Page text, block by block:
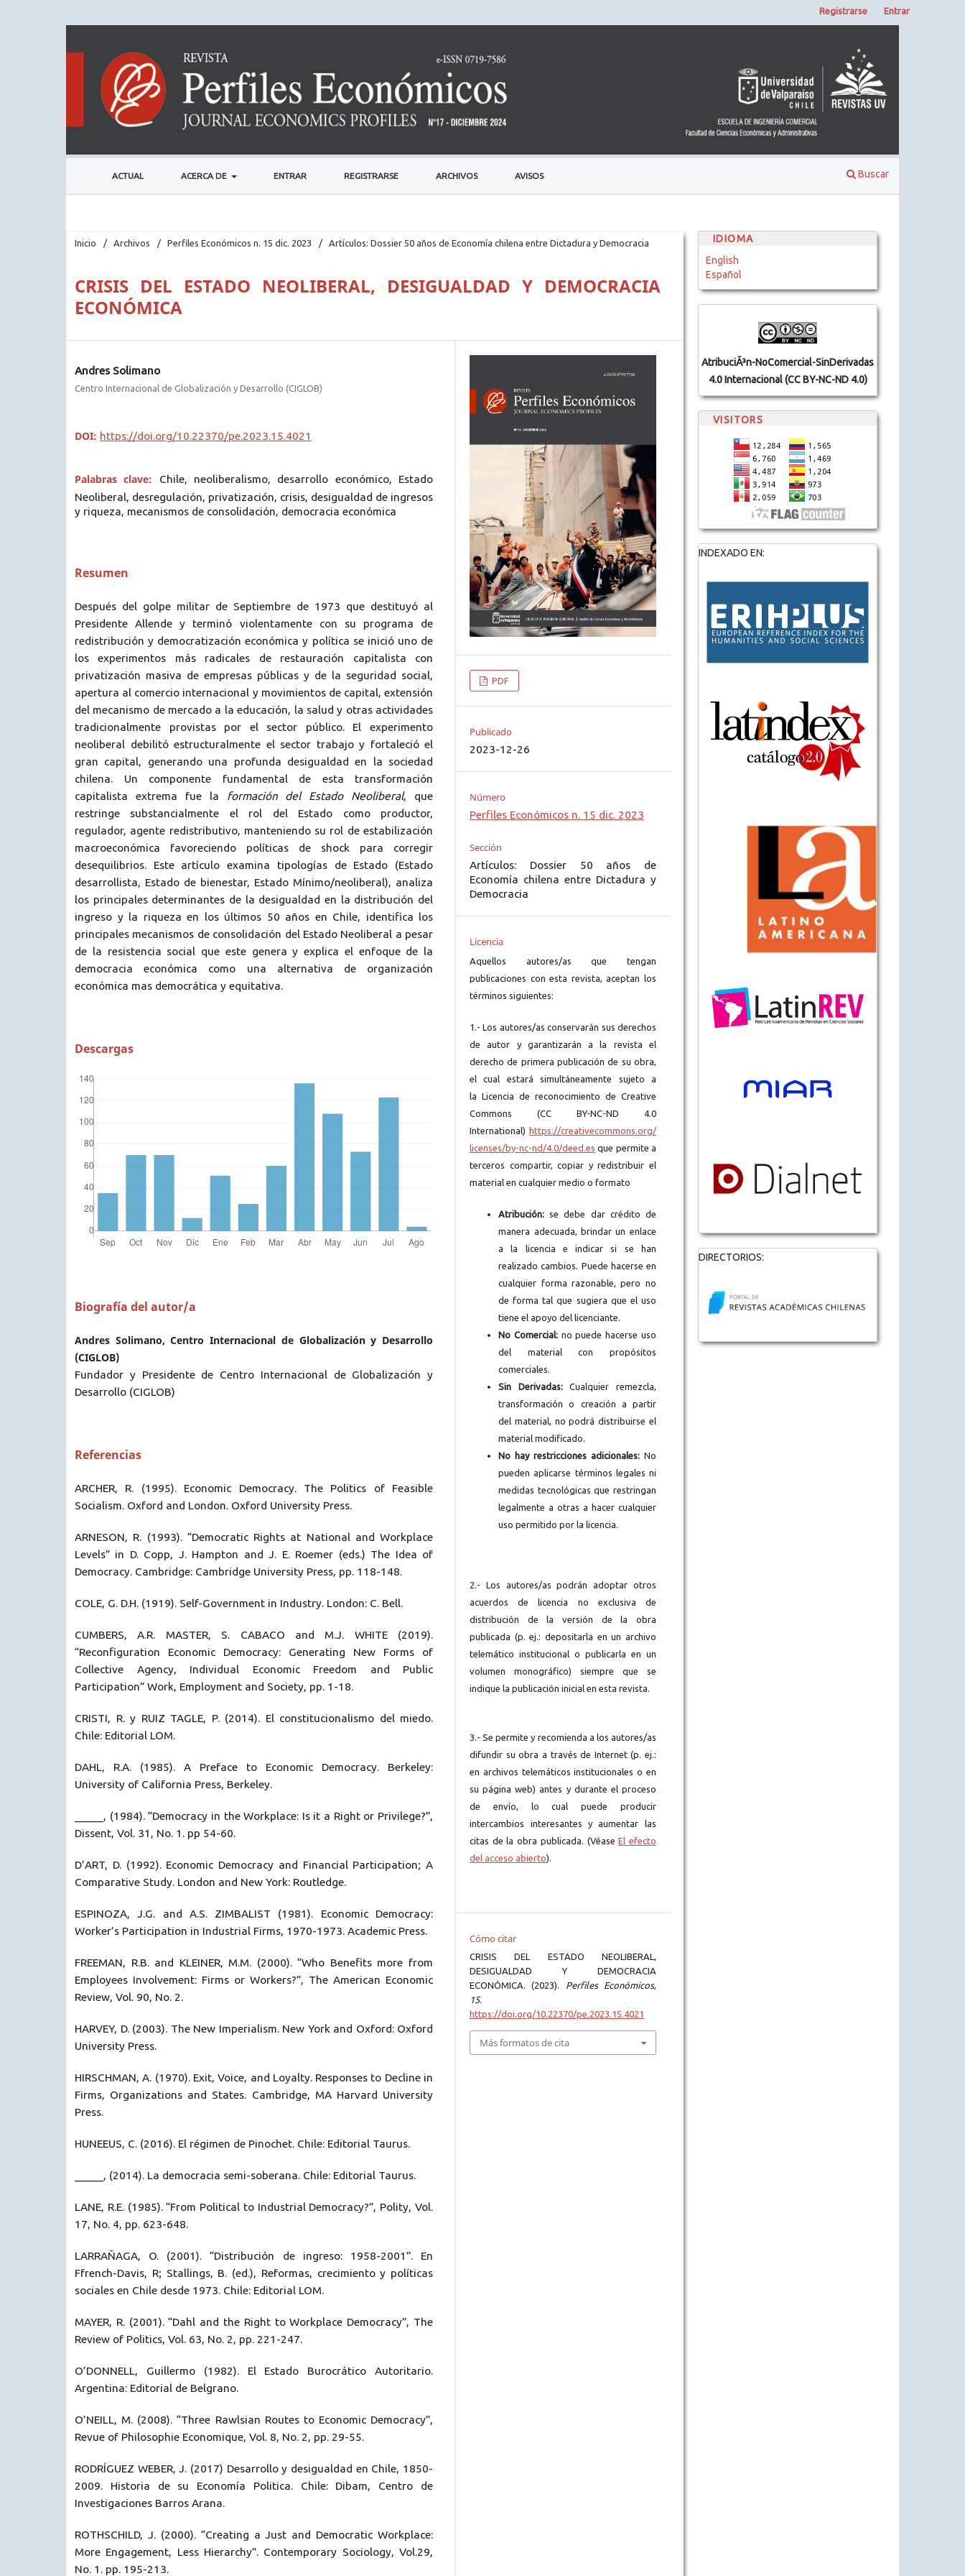
ACTUAL ACERCA DE ENTRAR REGISTRARSE ARCHIVOS AVISOS Buscar
Registrarse Entrar
Inicio / Archivos / Perfiles Económicos n. 15 dic. 2023 / Artículos: Dossier 50 años de Economía chilena entre Dictadura y Democracia
CRISIS DEL ESTADO NEOLIBERAL, DESIGUALDAD Y DEMOCRACIA
ECONÓMICA
Andres Solimano
Centro Internacional de Globalización y Desarrollo (CIGLOB)
DOI: https://doi.org/10.22370/pe.2023.15.4021
Palabras clave:
Chile, neoliberalismo, desarrollo económico, Estado
Neoliberal, desregulación, privatización, crisis, desigualdad de ingresos
y riqueza, mecanismos de consolidación, democracia económica
Resumen
Después del golpe militar de Septiembre de 1973 que destituyó al
Presidente Allende y terminó violentamente con su programa de
redistribución y democratización económica y política se inició uno de
los experimentos más radicales de restauración capitalista con
privatización masiva de empresas públicas y de la seguridad social,
apertura al comercio internacional y movimientos de capital, extensión
del mecanismo de mercado a la educación, la salud y otras actividades
tradicionalmente provistas por el sector público. El experimento
neoliberal debilitó estructuralmente el sector trabajo y fortaleció el
gran capital, generando una profunda desigualdad en la sociedad
chilena. Un componente fundamental de esta transformación
capitalista extrema fue la formación del Estado Neoliberal, que
restringe substancialmente el rol del Estado como productor,
regulador, agente redistributivo, manteniendo su rol de estabilización
macroeconómica favoreciendo políticas de shock para corregir
desequilibrios. Este artículo examina tipologías de Estado (Estado
desarrollista, Estado de bienestar, Estado Mínimo/neoliberal), analiza
los principales determinantes de la desigualdad en la distribución del
ingreso y la riqueza en los últimos 50 años en Chile, identifica los
principales mecanismos de consolidación del Estado Neoliberal a pesar
de la resistencia social que este genera y explica el enfoque de la
democracia económica como una alternativa de organización
económica mas democrática y equitativa.
Descargas
Biografía del autor/a
Andres Solimano, Centro Internacional de Globalización y Desarrollo
(CIGLOB)
Fundador y Presidente de Centro Internacional de Globalización y
Desarrollo (CIGLOB)
Referencias
ARCHER, R. (1995). Economic Democracy. The Politics of Feasible
Socialism. Oxford and London. Oxford University Press.
ARNESON, R. (1993). “Democratic Rights at National and Workplace
Levels” in D. Copp, J. Hampton and J. E. Roemer (eds.) The Idea of
Democracy. Cambridge: Cambridge University Press, pp. 118-148.
COLE, G. D.H. (1919). Self-Government in Industry. London: C. Bell.
CUMBERS, A.R. MASTER, S. CABACO and M.J. WHITE (2019).
“Reconfiguration Economic Democracy: Generating New Forms of
Collective Agency, Individual Economic Freedom and Public
Participation” Work, Employment and Society, pp. 1-18.
CRISTI, R. y RUIZ TAGLE, P. (2014). El constitucionalismo del miedo.
Chile: Editorial LOM.
DAHL, R.A. (1985). A Preface to Economic Democracy. Berkeley:
University of California Press, Berkeley.
_____, (1984). “Democracy in the Workplace: Is it a Right or Privilege?”,
Dissent, Vol. 31, No. 1. pp 54-60.
D’ART, D. (1992). Economic Democracy and Financial Participation; A
Comparative Study. London and New York: Routledge.
ESPINOZA, J.G. and A.S. ZIMBALIST (1981). Economic Democracy:
Worker’s Participation in Industrial Firms, 1970-1973. Academic Press.
FREEMAN, R.B. and KLEINER, M.M. (2000). “Who Benefits more from
Employees Involvement: Firms or Workers?”, The American Economic
Review, Vol. 90, No. 2.
HARVEY, D. (2003). The New Imperialism. New York and Oxford: Oxford
University Press.
HIRSCHMAN, A. (1970). Exit, Voice, and Loyalty. Responses to Decline in
Firms, Organizations and States. Cambridge, MA Harvard University
Press.
HUNEEUS, C. (2016). El régimen de Pinochet. Chile: Editorial Taurus.
_____, (2014). La democracia semi-soberana. Chile: Editorial Taurus.
LANE, R.E. (1985). “From Political to Industrial Democracy?”, Polity, Vol.
17, No. 4, pp. 623-648.
LARRAÑAGA, O. (2001). “Distribución de ingreso: 1958-2001”. En
Ffrench-Davis, R; Stallings, B. (ed.), Reformas, crecimiento y políticas
sociales en Chile desde 1973. Chile: Editorial LOM.
MAYER, R. (2001). “Dahl and the Right to Workplace Democracy”, The
Review of Politics, Vol. 63, No. 2, pp. 221-247.
O’DONNELL, Guillermo (1982). El Estado Burocrático Autoritario.
Argentina: Editorial de Belgrano.
O’NEILL, M. (2008). “Three Rawlsian Routes to Economic Democracy”,
Revue of Philosophie Economique, Vol. 8, No. 2, pp. 29-55.
RODRÍGUEZ WEBER, J. (2017) Desarrollo y desigualdad en Chile, 1850-
2009. Historia de su Economía Politica. Chile: Dibam, Centro de
Investigaciones Barros Arana.
ROTHSCHILD, J. (2000). “Creating a Just and Democratic Workplace:
More Engagement, Less Hierarchy”. Contemporary Sociology, Vol.29,
No. 1. pp. 195-213.
PDF
Publicado
2023-12-26
Número
Perfiles Económicos n. 15 dic. 2023
Sección
Artículos: Dossier 50 años de
Economía chilena entre Dictadura y
Democracia
Licencia
Aquellos autores/as que tengan
publicaciones con esta revista, aceptan los
términos siguientes:
1.- Los autores/as conservarán sus derechos
de autor y garantizarán a la revista el
derecho de primera publicación de su obra,
el cual estará simultáneamente sujeto a
la Licencia de reconocimiento de Creative
Commons (CC BY-NC-ND 4.0
International) https://creativecommons.org/
licenses/by-nc-nd/4.0/deed.es que permite a
terceros compartir, copiar y redistribuir el
material en cualquier medio o formato
Atribución:se debe dar crédito de
manera adecuada, brindar un enlace
a la licencia e indicar si se han
realizado cambios. Puede hacerse en
cualquier forma razonable, pero no
de forma tal que sugiera que el uso
tiene el apoyo del licenciante.
No Comercial:no puede hacerse uso
del material con propósitos
comerciales.
Sin Derivadas:Cualquier remezcla,
transformación o creación a partir
del material, no podrá distribuirse el
material modificado.
No hay restricciones adicionales: No
pueden aplicarse términos legales ni
medidas tecnológicas que restringan
legalmente a otras a hacer cualquier
uso permitido por la licencia.
2.- Los autores/as podrán adoptar otros
acuerdos de licencia no exclusiva de
distribución de la versión de la obra
publicada (p. ej.: depositarla en un archivo
telemático institucional o publicarla en un
volumen monográfico) siempre que se
indique la publicación inicial en esta revista.
3.- Se permite y recomienda a los autores/as
difundir su obra a través de Internet (p. ej.:
en archivos telemáticos institucionales o en
su página web) antes y durante el proceso
de envío, lo cual puede producir
intercambios interesantes y aumentar las
citas de la obra publicada. (VéaseEl efecto
del acceso abierto).
Cómo citar
CRISIS DEL ESTADO NEOLIBERAL,
DESIGUALDAD Y DEMOCRACIA
ECONÓMICA. (2023). Perfiles Económicos,
15.
https://doi.org/10.22370/pe.2023.15.4021
Más formatos de cita
IDIOMA
English
Español
AtribuciÃ³n-NoComercial-SinDerivadas
4.0 Internacional (CC BY-NC-ND 4.0)
VISITORS
INDEXADO EN:
DIRECTORIOS: